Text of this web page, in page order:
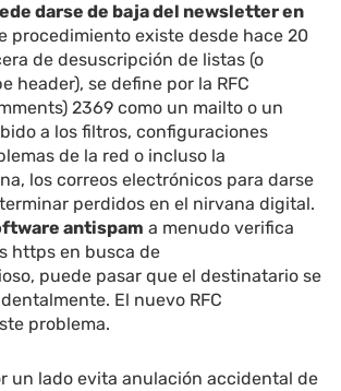
darse de baja del newsletter en
procedimiento existe desde hace 20
de desuscripción de listas (o
header), se define por la RFC
2369 como un mailto o un
a los filtros, configuraciones
de la red o incluso la
los correos electrónicos para darse
perdidos en el nirvana digital.
antispam a menudo verifica
https en busca de
puede pasar que el destinatario se
El nuevo RFC
problema.
un lado evita anulación accidental de